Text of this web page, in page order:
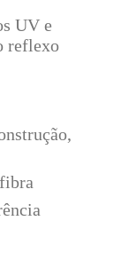
UV e
reflexo